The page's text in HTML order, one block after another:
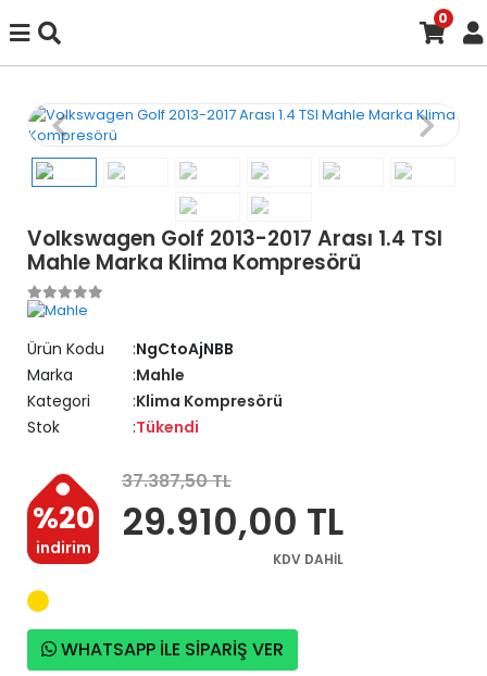
0
Volkswagen Golf 2013-2017 Arası 1.4 TSI
Mahle Marka Klima Kompresörü
Ürün Kodu
NgCtoAjNBB
Marka
Mahle
Kategori
Klima Kompresörü
Stok
Tükendi
%20
indirim
37.387,50 TL
29.910,00 TL
KDV DAHİL
WHATSAPP İLE SİPARİŞ VER